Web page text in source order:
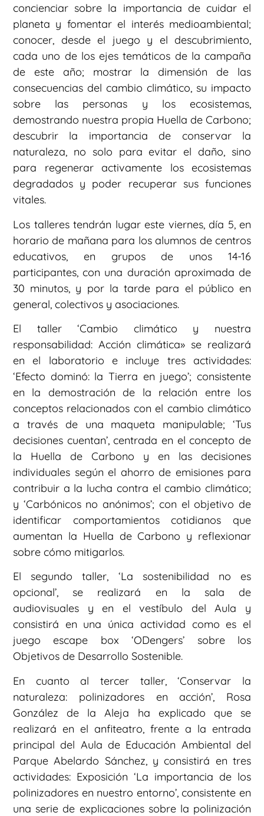
concienciar sobre la importancia de cuidar el
planeta y fomentar el interés medioambiental;
conocer, desde el juego y el descubrimiento,
cada uno de los ejes temáticos de la campaña
de este año; mostrar la dimensión de las
consecuencias del cambio climático, su impacto
sobre las personas y los ecosistemas,
demostrando nuestra propia Huella de Carbono;
descubrir la importancia de conservar la
naturaleza, no solo para evitar el daño, sino
para regenerar activamente los ecosistemas
degradados y poder recuperar sus funciones
vitales.
Los talleres tendrán lugar este viernes, día 5, en
horario de mañana para los alumnos de centros
educativos, en grupos de unos 14-16
participantes, con una duración aproximada de
30 minutos, y por la tarde para el público en
general, colectivos y asociaciones.
El taller ‘Cambio climático y nuestra
responsabilidad: Acción climática» se realizará
en el laboratorio e incluye tres actividades:
‘Efecto dominó: la Tierra en juego’; consistente
en la demostración de la relación entre los
conceptos relacionados con el cambio climático
a través de una maqueta manipulable; ‘Tus
decisiones cuentan’, centrada en el concepto de
la Huella de Carbono y en las decisiones
individuales según el ahorro de emisiones para
contribuir a la lucha contra el cambio climático;
y ‘Carbónicos no anónimos’; con el objetivo de
identificar comportamientos cotidianos que
aumentan la Huella de Carbono y reflexionar
sobre cómo mitigarlos.
El segundo taller, ‘La sostenibilidad no es
opcional’, se realizará en la sala de
audiovisuales y en el vestíbulo del Aula y
consistirá en una única actividad como es el
juego escape box ‘ODengers’ sobre los
Objetivos de Desarrollo Sostenible.
En cuanto al tercer taller, ‘Conservar la
naturaleza: polinizadores en acción’, Rosa
González de la Aleja ha explicado que se
realizará en el anfiteatro, frente a la entrada
principal del Aula de Educación Ambiental del
Parque Abelardo Sánchez, y consistirá en tres
actividades: Exposición ‘La importancia de los
polinizadores en nuestro entorno’, consistente en
una serie de explicaciones sobre la polinización